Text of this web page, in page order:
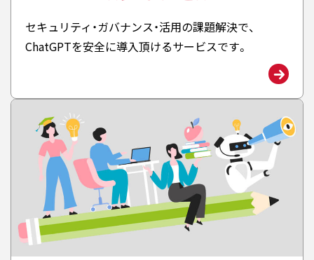
セキュリティ・ガバナンス・活用の課題解決で、
ChatGPTを安全に導入頂けるサービスです。